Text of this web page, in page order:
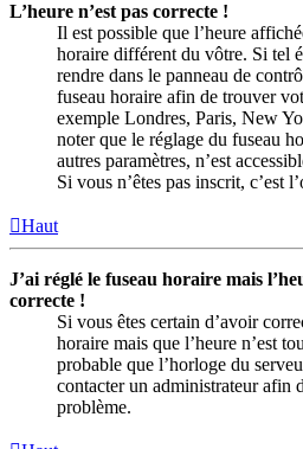
L’heure n’est pas correcte !
Il est possible que l’heure
horaire différent du vôtre. Si tel
rendre dans le panneau de
fuseau horaire afin de trouver
exemple Londres, Paris, New
noter que le réglage du fuseau
autres paramètres, n’est
Si vous n’êtes pas inscrit, c’est
Haut
J’ai réglé le fuseau horaire mais
correcte !
Si vous êtes certain d’avoir
horaire mais que l’heure n’est
probable que l’horloge du
contacter un administrateur afin
problème.